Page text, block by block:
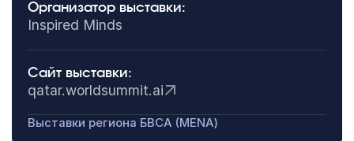
Организатор выставки:
Inspired Minds
Сайт выставки:
qatar.worldsummit.ai
Выставки региона БВСА (MENA)